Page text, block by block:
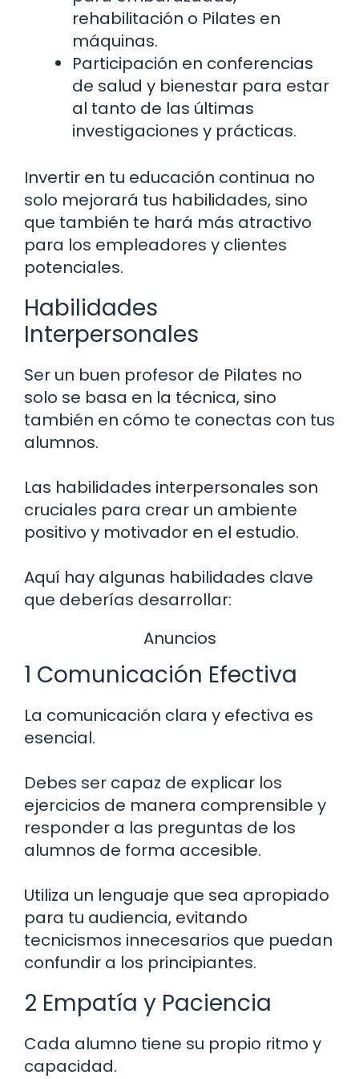
rehabilitación o Pilates en
máquinas.
Participación en conferencias
de salud y bienestar para estar
al tanto de las últimas
investigaciones y prácticas.
Invertir en tu educación continua no
solo mejorará tus habilidades, sino
que también te hará más atractivo
para los empleadores y clientes
potenciales.
Habilidades
Interpersonales
Ser un buen profesor de Pilates no
solo se basa en la técnica, sino
también en cómo te conectas con tus
alumnos.
Las habilidades interpersonales son
cruciales para crear un ambiente
positivo y motivador en el estudio.
Aquí hay algunas habilidades clave
que deberías desarrollar:
Anuncios
1 Comunicación Efectiva
La comunicación clara y efectiva es
esencial.
Debes ser capaz de explicar los
ejercicios de manera comprensible y
responder a las preguntas de los
alumnos de forma accesible.
Utiliza un lenguaje que sea apropiado
para tu audiencia, evitando
tecnicismos innecesarios que puedan
confundir a los principiantes.
2 Empatía y Paciencia
Cada alumno tiene su propio ritmo y
capacidad.